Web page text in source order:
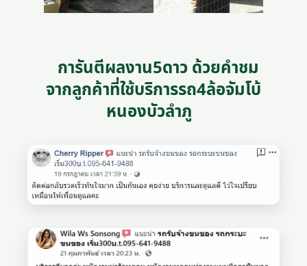
การันตีผลงาน5ดาว ด้วยคำชม
จากลูกค้าที่ใช้บริการรถ4ล้อจัมโบ้
หนองบัวลำภู